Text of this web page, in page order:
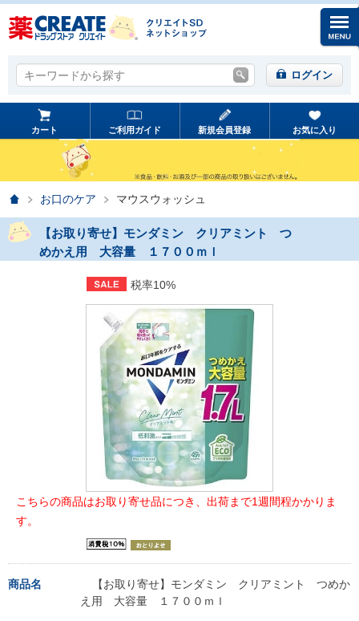
キーワードから探す
キーワードから探す ログイン
カート ご利用ガイド 新規会員登録 お気に入り
ホームお口のケア マウスウォッシュ
【お取り寄せ】モンダミン クリアミント つ
めかえ用 大容量 １７００ｍｌ
税率10%
こちらの商品はお取り寄せ品につき、出荷まで1週間程かかりま
す。
商品名
【お取り寄せ】モンダミン クリアミント つめか
え用 大容量 １７００ｍｌ